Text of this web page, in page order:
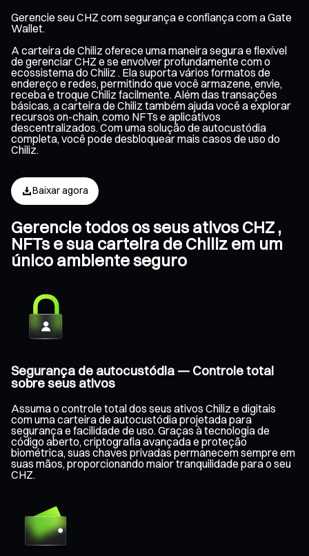
Gerencie seu CHZ com segurança e confiança com a Gate
Wallet.
A carteira de Chiliz oferece uma maneira segura e flexível
de gerenciar CHZ e se envolver profundamente com o
ecossistema do Chiliz . Ela suporta vários formatos de
endereço e redes, permitindo que você armazene, envie,
receba e troque Chiliz facilmente. Além das transações
básicas, a carteira de Chiliz também ajuda você a explorar
recursos on-chain, como NFTs e aplicativos
descentralizados. Com uma solução de autocustódia
completa, você pode desbloquear mais casos de uso do
Chiliz.
Baixar agora
Gerencie todos os seus ativos CHZ ,
NFTs e sua carteira de Chiliz em um
único ambiente seguro
Segurança de autocustódia — Controle total
sobre seus ativos
Assuma o controle total dos seus ativos Chiliz e digitais
com uma carteira de autocustódia projetada para
segurança e facilidade de uso. Graças à tecnologia de
código aberto, criptografia avançada e proteção
biométrica, suas chaves privadas permanecem sempre em
suas mãos, proporcionando maior tranquilidade para o seu
CHZ.